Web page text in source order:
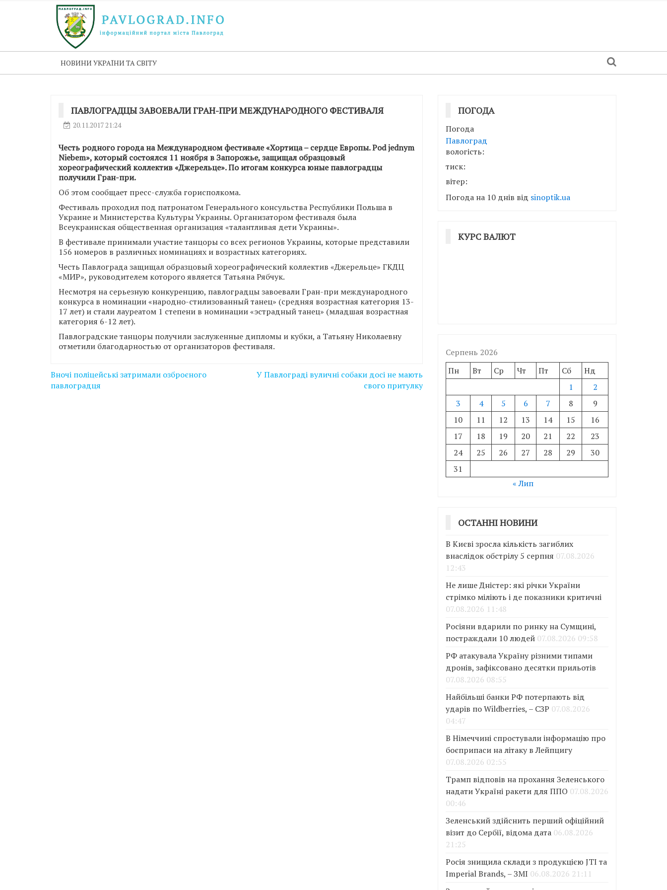
НОВИНИ УКРАЇНИ ТА СВІТУ
ПАВЛОГРАДЦЫ ЗАВОЕВАЛИ ГРАН-ПРИ МЕЖДУНАРОДНОГО ФЕСТИВАЛЯ
20.11.2017 21:24
Честь родного города на Международном фестивале «Хортица – сердце Европы. Pod jednym
Niebem», который состоялся 11 ноября в Запорожье, защищал образцовый
хореографический коллектив «Джерельце». По итогам конкурса юные павлоградцы
получили Гран-при.
Об этом сообщает пресс-служба горисполкома.
Фестиваль проходил под патронатом Генерального консульства Республики Польша в
Украине и Министерства Культуры Украины. Организатором фестиваля была
Всеукраинская общественная организация «талантливая дети Украины».
В фестивале принимали участие танцоры со всех регионов Украины, которые представили
156 номеров в различных номинациях и возрастных категориях.
Честь Павлограда защищал образцовый хореографический коллектив «Джерельце» ГКДЦ
«МИР», руководителем которого является Татьяна Рябчук.
Несмотря на серьезную конкуренцию, павлоградцы завоевали Гран-при международного
конкурса в номинации «народно-стилизованный танец» (средняя возрастная категория 13-
17 лет) и стали лауреатом 1 степени в номинации «эстрадный танец» (младшая возрастная
категория 6-12 лет).
Павлоградские танцоры получили заслуженные дипломы и кубки, а Татьяну Николаевну
отметили благодарностью от организаторов фестиваля.
Навігація
записів
Вночі поліцейські затримали озброєного
павлоградця
У Павлограді вуличні собаки досі не мають
свого притулку
ПОГОДА
Погода
Павлоград
вологість:
тиск:
вітер:
Погода на 10 днів від sinoptik.ua
КУРС ВАЛЮТ
Серпень 2026
Пн
Вт Ср Чт Пт Сб
Нд
1
2
3
4 5 6 7 8
9
10
11 12 13 14 15
16
17
18 19 20 21 22
23
24
25 26 27 28 29
30
31
« Лип
ОСТАННІ НОВИНИ
В Києві зросла кількість загиблих
внаслідок обстрілу 5 серпня 07.08.2026
12:43
Не лише Дністер: які річки України
стрімко міліють і де показники критичні
07.08.2026 11:48
Росіяни вдарили по ринку на Сумщині,
постраждали 10 людей 07.08.2026 09:58
РФ атакувала Україну різними типами
дронів, зафіксовано десятки прильотів
07.08.2026 08:55
Найбільші банки РФ потерпають від
ударів по Wildberries, – СЗР 07.08.2026
04:47
В Німеччині спростували інформацію про
боєприпаси на літаку в Лейпцигу
07.08.2026 02:55
Трамп відповів на прохання Зеленського
надати Україні ракети для ППО 07.08.2026
00:46
Зеленський здійснить перший офіційний
візит до Сербії, відома дата 06.08.2026
21:25
Росія знищила склади з продукцією JTI та
Imperial Brands, – ЗМІ 06.08.2026 21:11